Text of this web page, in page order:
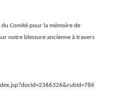
du Comité pour la mémoire de
notre blessure ancienne à travers